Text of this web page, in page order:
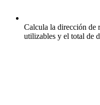
Calcula la dirección de
utilizables y el total de